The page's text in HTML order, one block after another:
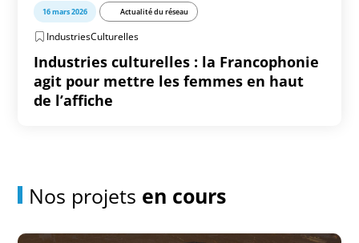
16 mars 2026 Actualité du réseau
IndustriesCulturelles
Industries culturelles : la Francophonie
agit pour mettre les femmes en haut
de l’affiche
Nos projets en cours